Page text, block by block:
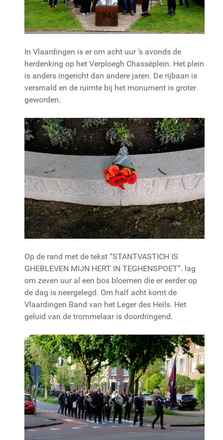
In Vlaardingen is er om acht uur ’s avonds de
herdenking op het Verploegh Chasséplein. Het plein
is anders ingericht dan andere jaren. De rijbaan is
versmald en de ruimte bij het monument is groter
geworden.
Op de rand met de tekst “STANTVASTICH IS
GHEBLEVEN MIJN HERT IN TEGHENSPOET”. lag
om zeven uur al een bos bloemen die er eerder op
de dag is neergelegd. Om half acht komt de
Vlaardingen Band van het Leger des Heils. Het
geluid van de trommelaar is doordringend.